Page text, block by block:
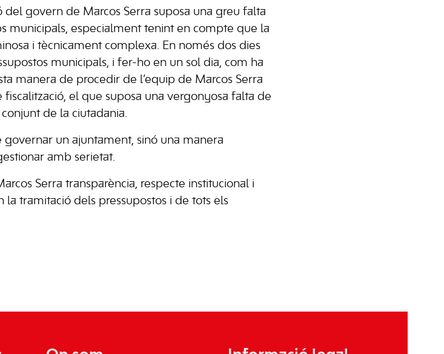
del govern de Marcos Serra suposa una greu falta
municipals, especialment tenint en compte que la
i tècnicament complexa. En només dos dies
municipals, i fer-ho en un sol dia, com ha
manera de procedir de l’equip de Marcos Serra
el que suposa una vergonyosa falta de
de la ciutadania.
un ajuntament, sinó una manera
amb serietat.
Serra transparència, respecte institucional i
tramitació dels pressupostos i de tots els